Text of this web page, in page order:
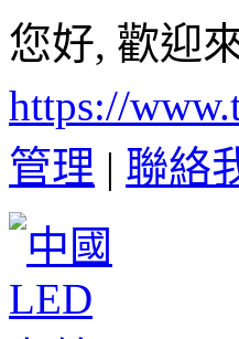
您好, 歡迎
https://
管理 | 聯絡